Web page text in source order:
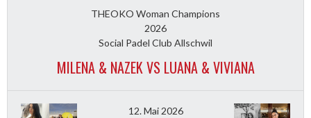
THEOKO Woman Champions
2026
Social Padel Club Allschwil
MILENA & NAZEK VS LUANA & VIVIANA
12. Mai 2026